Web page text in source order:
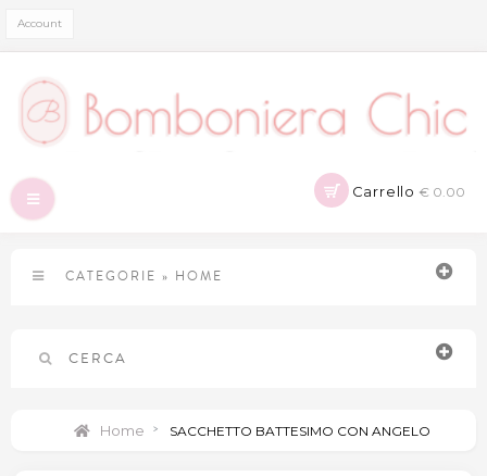
Account
Carrello € 0.00
Navigazione
Toggle
CATEGORIE » HOME
CERCA
Home > SACCHETTO BATTESIMO CON ANGELO